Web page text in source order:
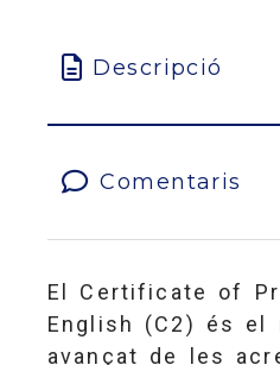
Descripció
Comentaris
El Certificate of
English (C2) és el
avançat de les